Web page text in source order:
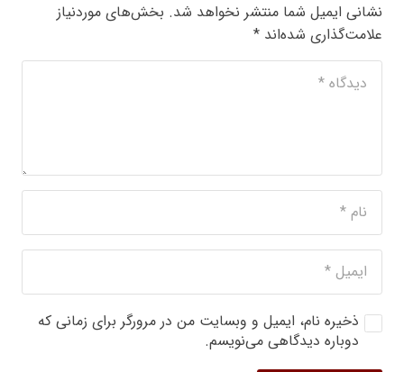
نشانی ایمیل شما منتشر نخواهد شد. بخش‌های موردنیاز
علامت‌گذاری شده‌اند *
ذخیره نام، ایمیل و وبسایت من در مرورگر برای زمانی که
دوباره دیدگاهی می‌نویسم.